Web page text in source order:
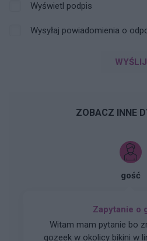
Wyświetl podpis
Wysyłaj powiadomienia o
WYŚLIJ
ZOBACZ INNE
gość
Zapytanie o
Witam mam pytanie bo
gozeek w okolicy bikini w